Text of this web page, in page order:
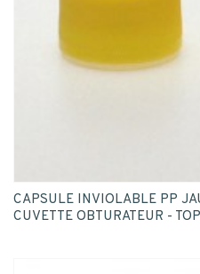
CAPSULE INVIOLABLE PP
CUVETTE OBTURATEUR -